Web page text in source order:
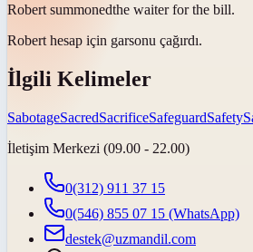
Robert summonedthe waiter for the bill.
Robert hesap için garsonu çağırdı.
İlgili Kelimeler
SabotageSacredSacrificeSafeguardSafety
İletişim Merkezi (09.00 - 22.00)
0(312) 911 37 15
0(546) 855 07 15 (WhatsApp)
destek@uzmandil.com